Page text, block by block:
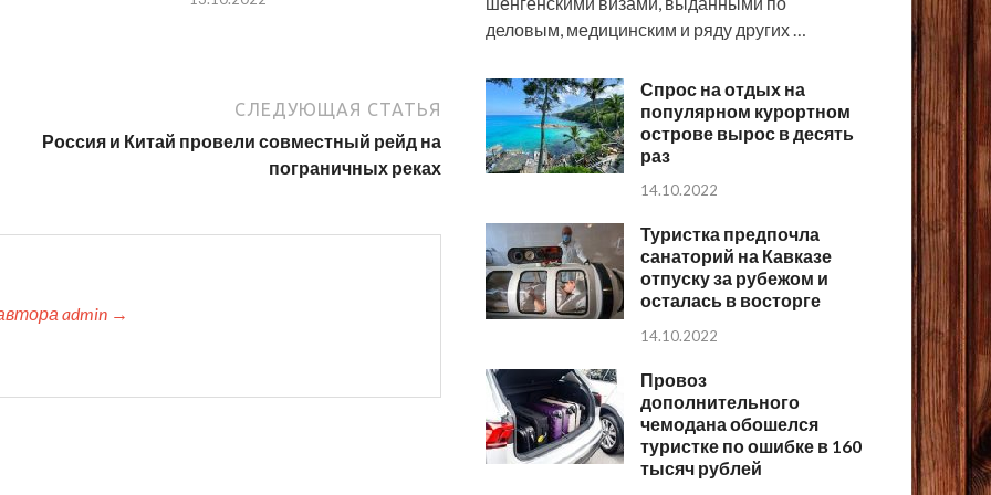
СЛЕДУЮЩАЯ СТАТЬЯ
Россия и Китай провели совместный рейд на
пограничных реках
admin →
деловым, медицинским и ряду других …
Спрос на отдых на
популярном курортном
острове вырос в десять
раз
14.10.2022
Туристка предпочла
санаторий на Кавказе
отпуску за рубежом и
осталась в восторге
14.10.2022
Провоз
дополнительного
чемодана обошелся
туристке по ошибке в 160
тысяч рублей